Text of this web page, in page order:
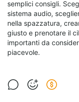
semplici consigli.
sistema audio,
nella spazzatura,
giusto e prenotare il
importanti da
piacevole.